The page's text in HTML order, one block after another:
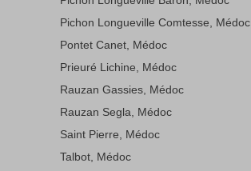
Pichon Longueville Comtesse, Médoc
Pontet Canet, Médoc
Prieuré Lichine, Médoc
Rauzan Gassies, Médoc
Rauzan Segla, Médoc
Saint Pierre, Médoc
Talbot, Médoc